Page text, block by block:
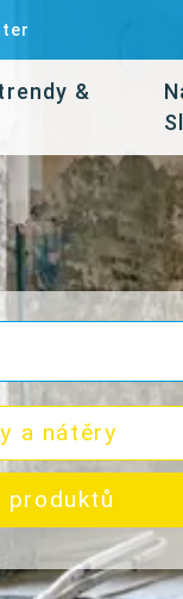
&
a nátěry
produktů